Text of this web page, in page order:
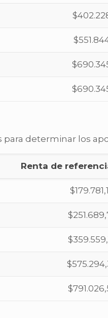
determinar los
Renta de